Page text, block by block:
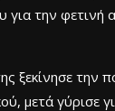
για την φετινή
ξεκίνησε την
μετά γύρισε